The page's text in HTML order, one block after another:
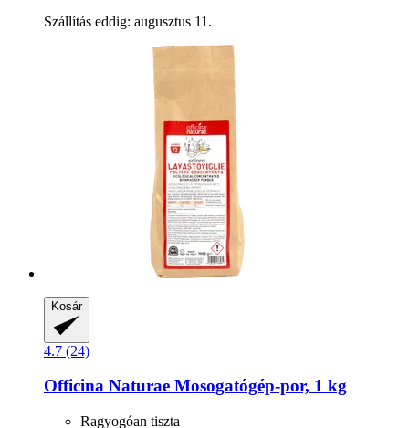
Szállítás eddig: augusztus 11.
Kosár
4.7 (24)
Officina Naturae Mosogatógép-​por, 1 kg
Ragyogóan tiszta